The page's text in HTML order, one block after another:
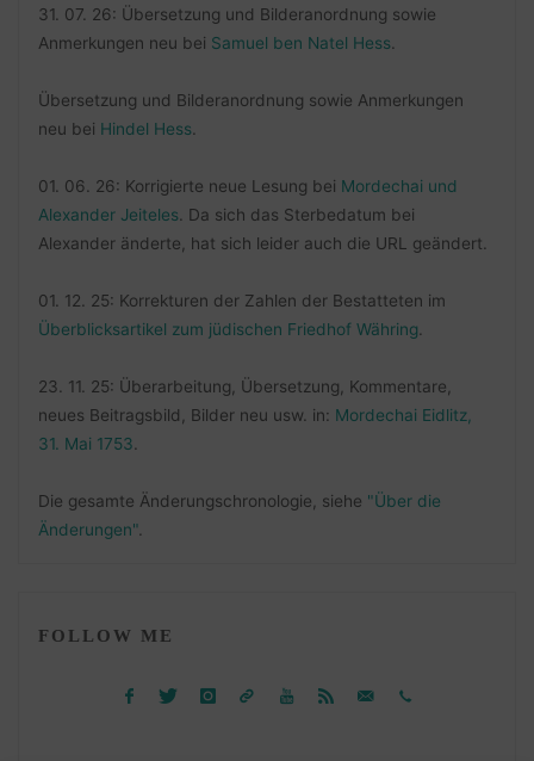
31. 07. 26: Übersetzung und Bilderanordnung sowie
Anmerkungen neu bei Samuel ben Natel Hess.
Übersetzung und Bilderanordnung sowie Anmerkungen
neu bei Hindel Hess.
01. 06. 26: Korrigierte neue Lesung bei Mordechai und
Alexander Jeiteles. Da sich das Sterbedatum bei
Alexander änderte, hat sich leider auch die URL geändert.
01. 12. 25: Korrekturen der Zahlen der Bestatteten im
Überblicksartikel zum jüdischen Friedhof Währing.
23. 11. 25: Überarbeitung, Übersetzung, Kommentare,
neues Beitragsbild, Bilder neu usw. in: Mordechai Eidlitz,
31. Mai 1753.
Die gesamte Änderungschronologie, siehe "Über die
Änderungen".
FOLLOW ME